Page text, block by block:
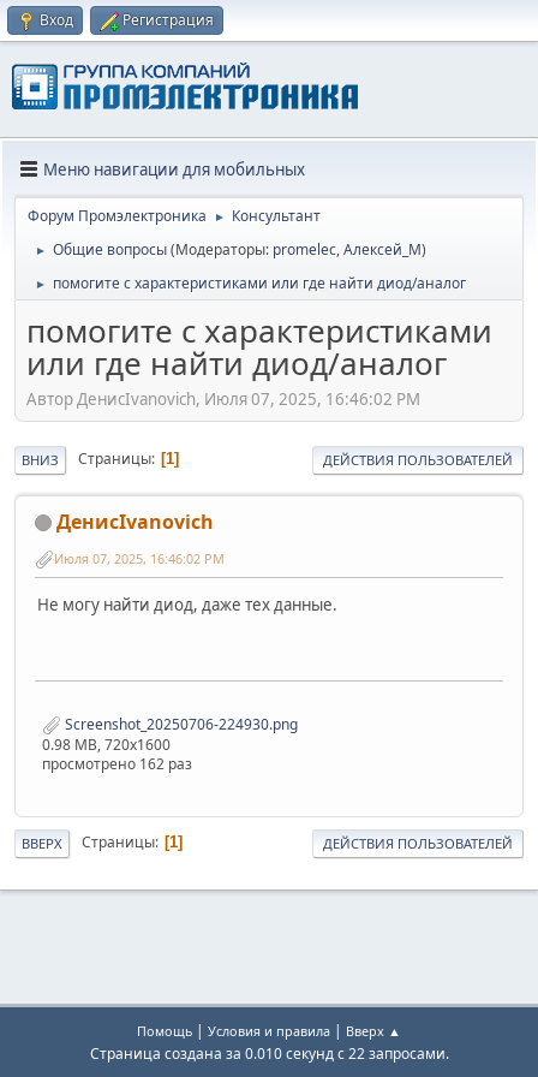
Вход Регистрация
Меню навигации для мобильных
Форум Промэлектроника ► Консультант
► Общие вопросы(Модераторы: promelec,Алексей_М)
► помогите с характеристиками или где найти диод/аналог
помогите с характеристиками
или где найти диод/аналог
Автор ДенисIvanovich, Июля 07, 2025, 16:46:02 PM
ВНИЗ Страницы 1 ДЕЙСТВИЯ ПОЛЬЗОВАТЕЛЕЙ
ДенисIvanovich
Июля 07, 2025, 16:46:02 PM
Не могу найти диод, даже тех данные.
Screenshot_20250706-224930.png
0.98 MB, 720x1600
просмотрено 162 раз
ВВЕРХ Страницы 1 ДЕЙСТВИЯ ПОЛЬЗОВАТЕЛЕЙ
Помощь | Условия и правила | Вверх ▲
Страница создана за 0.010 секунд с 22 запросами.